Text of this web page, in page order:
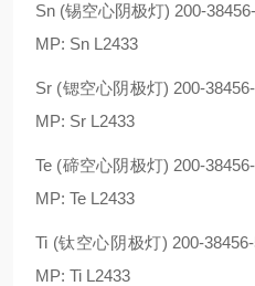
Sn (锡空心阴极灯) 200-
MP: Sn L2433
Sr (锶空心阴极灯) 200-
MP: Sr L2433
Te (碲空心阴极灯) 200-
MP: Te L2433
Ti (钛空心阴极灯) 200-
MP: Ti L2433